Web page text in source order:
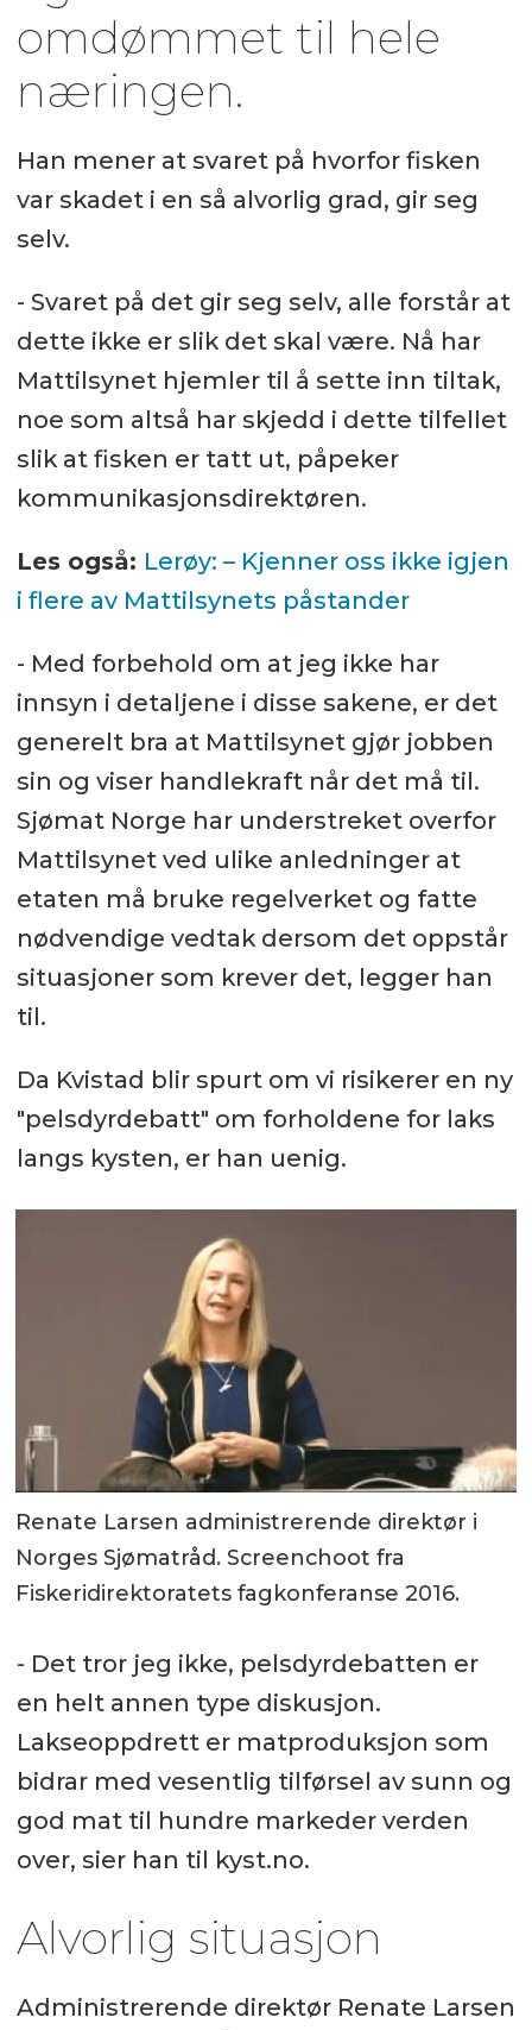
omdømmet til hele
næringen.
Han mener at svaret på hvorfor fisken
var skadet i en så alvorlig grad, gir seg
selv.
- Svaret på det gir seg selv, alle forstår at
dette ikke er slik det skal være. Nå har
Mattilsynet hjemler til å sette inn tiltak,
noe som altså har skjedd i dette tilfellet
slik at fisken er tatt ut, påpeker
kommunikasjonsdirektøren.
Les også: Lerøy: – Kjenner oss ikke igjen
i flere av Mattilsynets påstander
- Med forbehold om at jeg ikke har
innsyn i detaljene i disse sakene, er det
generelt bra at Mattilsynet gjør jobben
sin og viser handlekraft når det må til.
Sjømat Norge har understreket overfor
Mattilsynet ved ulike anledninger at
etaten må bruke regelverket og fatte
nødvendige vedtak dersom det oppstår
situasjoner som krever det, legger han
til.
Da Kvistad blir spurt om vi risikerer en ny
"pelsdyrdebatt" om forholdene for laks
langs kysten, er han uenig.
Renate Larsen administrerende direktør i
Norges Sjømatråd. Screenchoot fra
Fiskeridirektoratets fagkonferanse 2016.
- Det tror jeg ikke, pelsdyrdebatten er
en helt annen type diskusjon.
Lakseoppdrett er matproduksjon som
bidrar med vesentlig tilførsel av sunn og
god mat til hundre markeder verden
over, sier han til kyst.no.
Alvorlig situasjon
Administrerende direktør Renate Larsen